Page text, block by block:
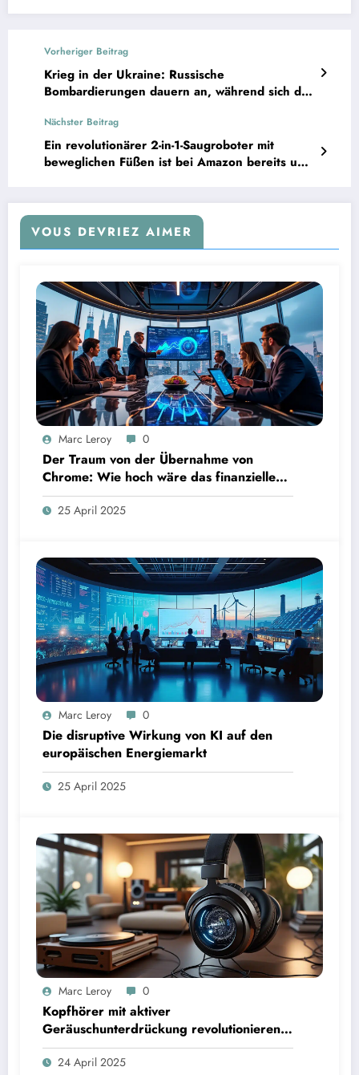
Vorheriger Beitrag
Krieg in der Ukraine: Russische
Bombardierungen dauern an, während sich die
USA und Russland nähern.
Nächster Beitrag
Ein revolutionärer 2-in-1-Saugroboter mit
beweglichen Füßen ist bei Amazon bereits um
VOUS DEVRIEZ AIMER
Marc Leroy 0
Der Traum von der Übernahme von
Chrome: Wie hoch wäre das finanzielle
Risiko?
25 April 2025
Marc Leroy 0
Die disruptive Wirkung von KI auf den
europäischen Energiemarkt
25 April 2025
Marc Leroy 0
Kopfhörer mit aktiver
Geräuschunterdrückung revolutionieren
das Hörerlebnis für anspruchsvolle
Audiophile.
24 April 2025